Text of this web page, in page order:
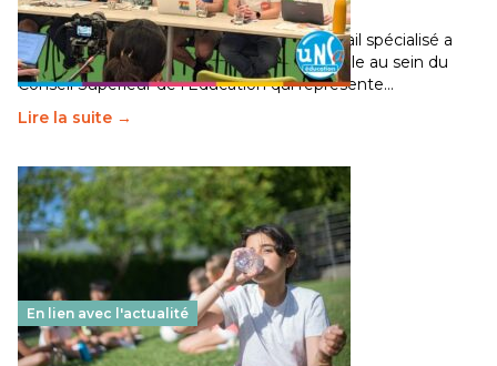
30 juin 2026-National
Pendant plusieurs mois, un groupe de travail spécialisé a
travaillé sur la transition écologique de l’Ecole au sein du
Conseil Supérieur de l’Éducation qui représente…
Lire la suite →
En lien avec l'actualité